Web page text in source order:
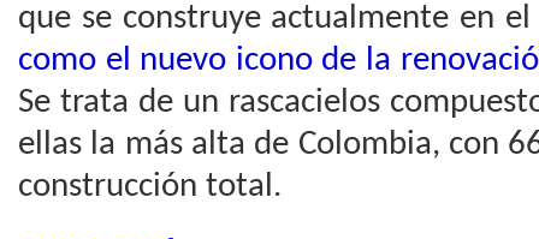
que se construye actualmente en
como el nuevo icono de la
Se trata de un rascacielos
ellas la más alta de Colombia, con
construcción total.